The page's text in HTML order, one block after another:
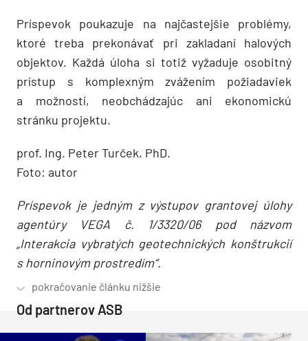
Príspevok poukazuje na najčastejšie problémy,
ktoré treba prekonávať pri zakladaní halových
objektov. Každá úloha si totiž vyžaduje osobitný
prístup s komplexným zvážením požiadaviek
a možností, neobchádzajúc ani ekonomickú
stránku projektu.
prof. Ing. Peter Turček, PhD.
Foto: autor
Príspevok je jedným z výstupov grantovej úlohy
agentúry VEGA č. 1/3320/06 pod názvom
„Interakcia vybratých geotechnických konštrukcií
s horninovým prostredím“.
Od partnerov ASB